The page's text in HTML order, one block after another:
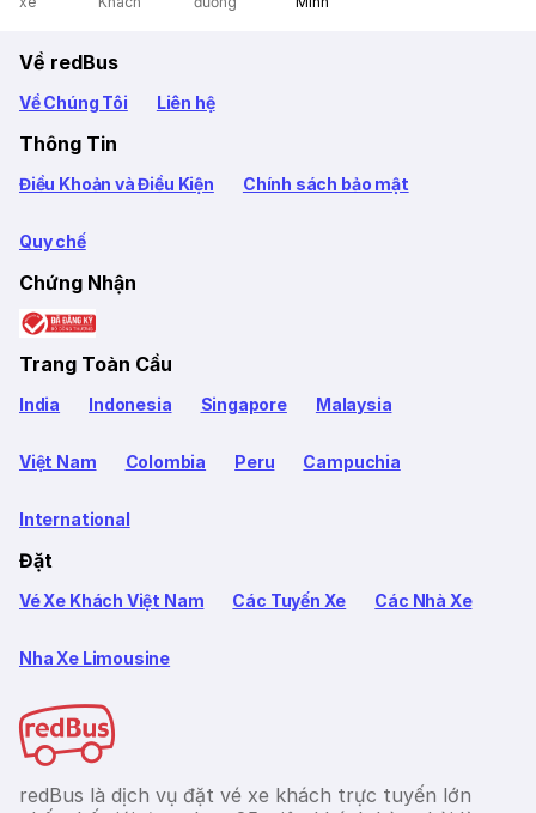
Về redBus
Về Chúng Tôi Liên hệ
Thông Tin
Điều Khoản và Điều Kiện Chính sách bảo mật
Quy chế
Chứng Nhận
Trang Toàn Cầu
India Indonesia Singapore Malaysia
Việt Nam Colombia Peru Campuchia
International
Đặt
Vé Xe Khách Việt Nam Các Tuyến Xe Các Nhà Xe
Nha Xe Limousine
redBus là dịch vụ đặt vé xe khách trực tuyến lớn